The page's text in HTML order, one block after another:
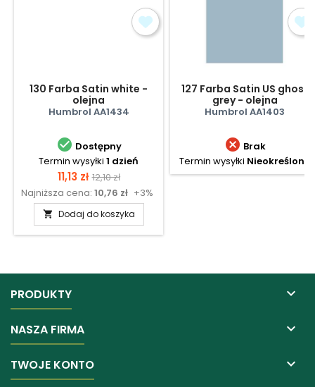
130 Farba Satin white -
olejna
Humbrol AA1434
 Dostępny
Termin wysyłki 1 dzień
Cena
11,13 zł Cena
podstawowa
12,10 zł
Najniższa cena: 10,76 zł +3%
 Dodaj do koszyka
127 Farba Satin US ghost
grey - olejna
Humbrol AA1403
 Brak
Termin wysyłki Nieokreślony
PRODUKTY 
NASZA FIRMA 
TWOJE KONTO 